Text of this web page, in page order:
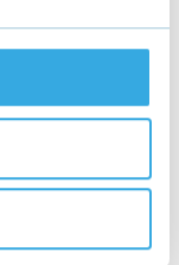
bestellen
hebt dan kun
je bestelling
morgen al
en alle